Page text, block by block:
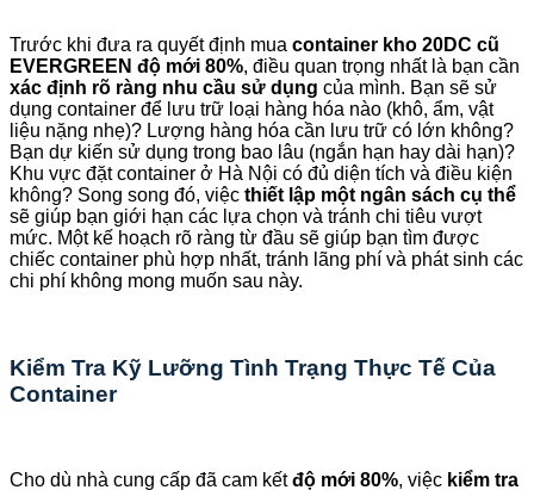
Trước khi đưa ra quyết định mua container kho 20DC cũ
EVERGREEN độ mới 80%, điều quan trọng nhất là bạn cần
xác định rõ ràng nhu cầu sử dụng của mình. Bạn sẽ sử
dụng container để lưu trữ loại hàng hóa nào (khô, ẩm, vật
liệu nặng nhẹ)? Lượng hàng hóa cần lưu trữ có lớn không?
Bạn dự kiến sử dụng trong bao lâu (ngắn hạn hay dài hạn)?
Khu vực đặt container ở Hà Nội có đủ diện tích và điều kiện
không? Song song đó, việc thiết lập một ngân sách cụ thể
sẽ giúp bạn giới hạn các lựa chọn và tránh chi tiêu vượt
mức. Một kế hoạch rõ ràng từ đầu sẽ giúp bạn tìm được
chiếc container phù hợp nhất, tránh lãng phí và phát sinh các
chi phí không mong muốn sau này.
Kiểm Tra Kỹ Lưỡng Tình Trạng Thực Tế Của
Container
Cho dù nhà cung cấp đã cam kếtđộ mới 80%, việc kiểm tra